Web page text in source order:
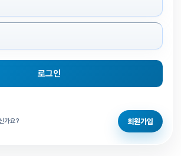
로그인
가요? 회원가입